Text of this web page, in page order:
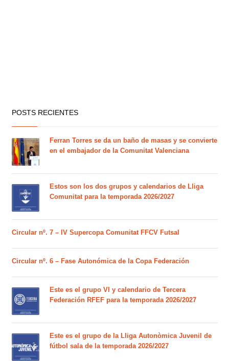
POSTS RECIENTES
Ferran Torres se da un baño de masas y se convierte
en el embajador de la Comunitat Valenciana
Estos son los dos grupos y calendarios de Lliga
Comunitat para la temporada 2026/2027
Circular nº. 7 – IV Supercopa Comunitat FFCV Futsal
Circular nº. 6 – Fase Autonómica de la Copa Federación
Este es el grupo VI y calendario de Tercera
Federación RFEF para la temporada 2026/2027
Este es el grupo de la Lliga Autonòmica Juvenil de
fútbol sala de la temporada 2026/2027